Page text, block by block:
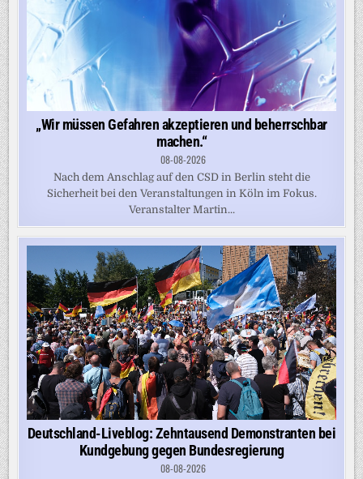
„Wir müssen Gefahren akzeptieren und beherrschbar
machen.“
08-08-2026
Nach dem Anschlag auf den CSD in Berlin steht die
Sicherheit bei den Veranstaltungen in Köln im Fokus.
Veranstalter Martin...
Deutschland-Liveblog: Zehntausend Demonstranten bei
Kundgebung gegen Bundesregierung
08-08-2026